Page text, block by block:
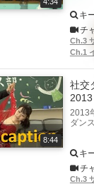
キ
チ
Ch.3
Ch.1
8:44
社交
2013
2013
ダン
キ
チ
Ch.3